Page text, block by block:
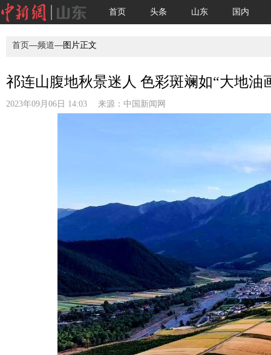
首页 头条 山东 国内
首页—频道—图片正文
祁连山腹地秋景迷人 色彩斑斓如“大地油
2023年09月06日 14:03 来源： 中国新闻网